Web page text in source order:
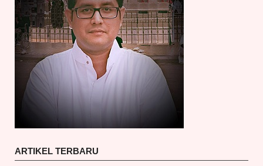
ARTIKEL TERBARU